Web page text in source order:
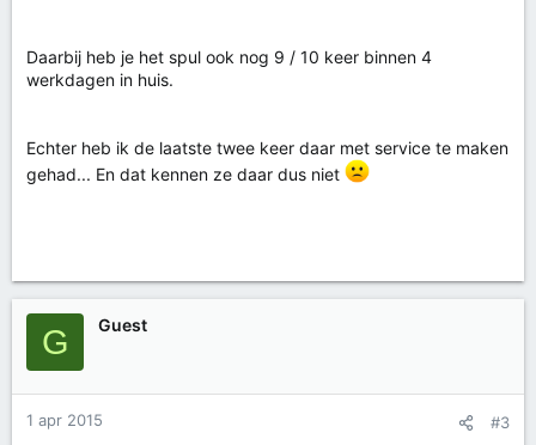
Daarbij heb je het spul ook nog 9 / 10 keer binnen 4
werkdagen in huis.
Echter heb ik de laatste twee keer daar met service te maken
gehad... En dat kennen ze daar dus niet
G Guest
1 apr 2015 #3